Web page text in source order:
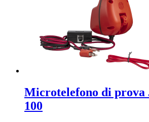
Microtelefono di prova
100